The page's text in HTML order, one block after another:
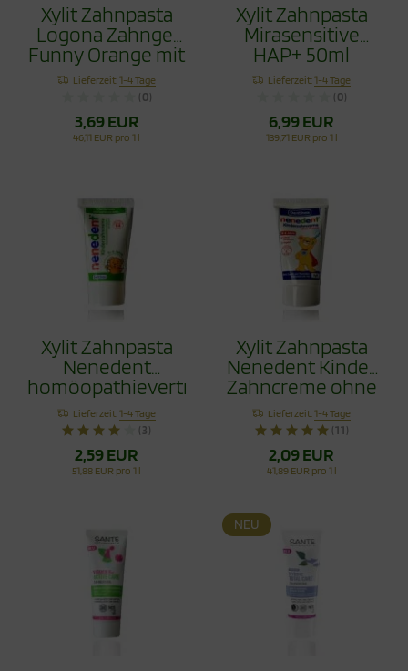
Xylit Zahnpasta
Logona Zahngel
Funny Orange mit
Hydroxyapapitit
75ml
Lieferzeit:1-4 Tage
(0)
3,69 EUR
46,11 EUR pro 1 l
Xylit Zahnpasta
Mirasensitive
HAP+ 50ml
Lieferzeit:1-4 Tage
(0)
6,99 EUR
139,71 EUR pro 1 l
Xylit Zahnpasta
Nenedent
homöopathieverträglich
50ml
Lieferzeit:1-4 Tage
(3)
2,59 EUR
51,88 EUR pro 1 l
Xylit Zahnpasta
Nenedent Kinder
Zahncreme ohne
Fluorid 50ml
Lieferzeit:1-4 Tage
(11)
2,09 EUR
41,89 EUR pro 1 l
NEU